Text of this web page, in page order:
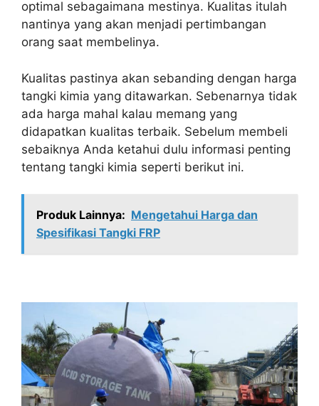
optimal sebagaimana mestinya. Kualitas itulah
nantinya yang akan menjadi pertimbangan
orang saat membelinya.
Kualitas pastinya akan sebanding dengan harga
tangki kimia yang ditawarkan. Sebenarnya tidak
ada harga mahal kalau memang yang
didapatkan kualitas terbaik. Sebelum membeli
sebaiknya Anda ketahui dulu informasi penting
tentang tangki kimia seperti berikut ini.
Produk Lainnya: Mengetahui Harga dan
Spesifikasi Tangki FRP